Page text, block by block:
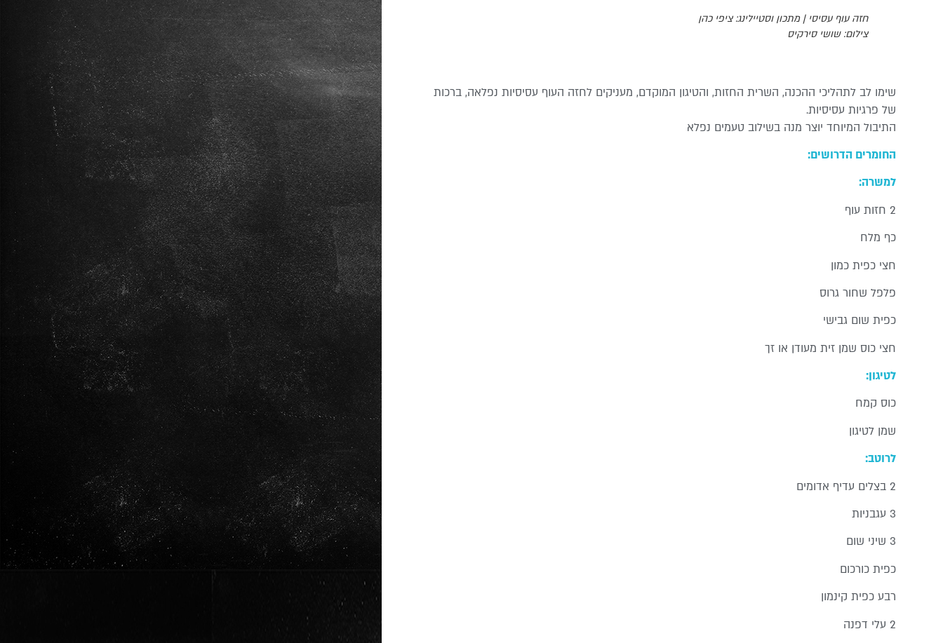
חזה עוף עסיסי | מתכון וסטיילינג: ציפי כהן
צילום: שושי סירקיס
שימו לב לתהליכי ההכנה, השרית החזות, והטיגון המוקדם, מעניקים לחזה העוף עסיסיות נפלאה, ברכות
של פרגיות עסיסיות.
התיבול המיוחד יוצר מנה בשילוב טעמים נפלא
החומרים הדרושים:
למשרה:
2 חזות עוף
כף מלח
חצי כפית כמון
פלפל שחור גרוס
כפית שום גבישי
חצי כוס שמן זית מעודן או זך
לטיגון:
כוס קמח
שמן לטיגון
לרוטב:
2 בצלים עדיף אדומים
3 עגבניות
3 שיני שום
כפית כורכום
רבע כפית קינמון
2 עלי דפנה